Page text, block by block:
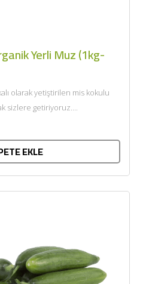
Yerli Muz (1kg-
olarak yetiştirilen mis kokulu
sizlere getiriyoruz....
EKLE